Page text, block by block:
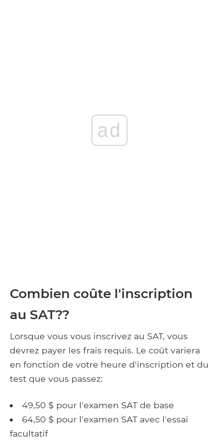
ad
Combien coûte l'inscription
au SAT??
Lorsque vous vous inscrivez au SAT, vous
devrez payer les frais requis. Le coût variera
en fonction de votre heure d'inscription et du
test que vous passez:
49,50 $ pour l'examen SAT de base
64,50 $ pour l'examen SAT avec l'essai
facultatif